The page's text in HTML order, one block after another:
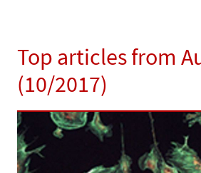
Top articles from
(10/2017)